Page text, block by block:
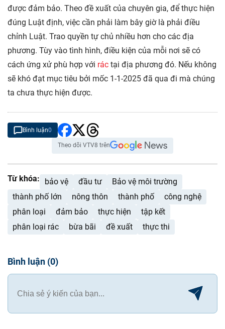
được đảm bảo. Theo đề xuất của chuyên gia, để thực hiện
đúng Luật định, việc cần phải làm bây giờ là phải điều
chỉnh Luật. Trao quyền tự chủ nhiều hơn cho các địa
phương. Tùy vào tình hình, điều kiện của mỗi nơi sẽ có
cách ứng xử phù hợp với rác tại địa phương đó. Nếu không
sẽ khó đạt mục tiêu bởi mốc 1-1-2025 đã qua đi mà chúng
ta chưa thực hiện được.
Bình luận0
Theo dõi VTV8 trên
Từ khóa: bảo vệ đầu tư
Bảo vệ môi trường
thành phố lớn
nông thôn thành phố
công nghệ
phân loại
đảm bảo thực hiện
tập kết
phân loại rác
bừa bãi đề xuất thực thi
Bình luận (0)